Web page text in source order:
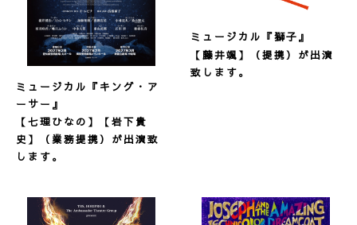
ミュージカル『キング・ア
ーサー』
【七理ひなの】【岩下貴
史】（業務提携）が出演致
します。
ミュージカル 『獅子』
【藤井颯】（提携）が出演
致します。